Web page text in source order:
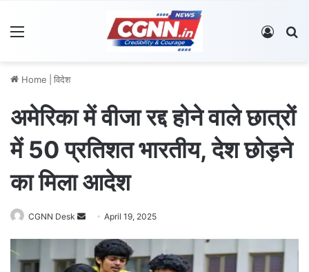
Log In
Home विदेश
अमेरिका में वीजा रद्द होने वाले छात्रों
में 50 प्रतिशत भारतीय, देश छोड़ने
का मिला आदेश
CGNN Desk
d
April 19, 2025